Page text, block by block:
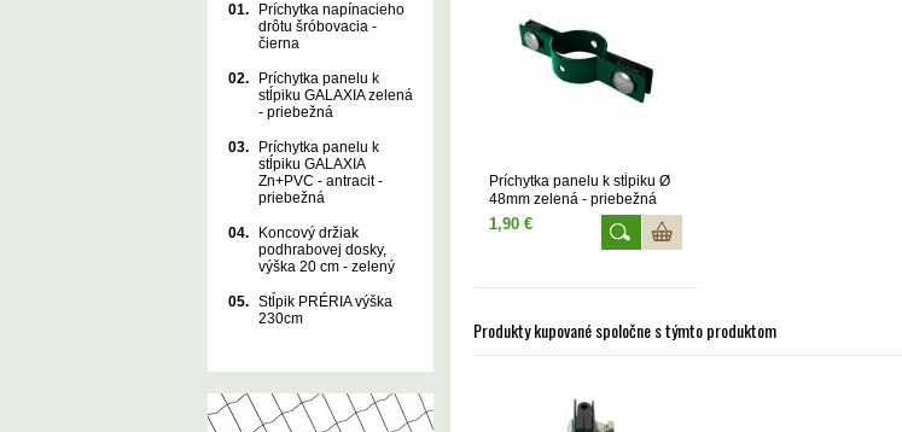
01.
Príchytka napínacieho
drôtu šróbovacia -
čierna
02.
Príchytka panelu k
stĺpiku GALAXIA zelená
- priebežná
03.
Príchytka panelu k
stĺpiku GALAXIA
Zn+PVC - antracit -
priebežná
04.
Koncový držiak
podhrabovej dosky,
výška 20 cm - zelený
05. Stĺpik PRÉRIA výška
230cm
Príchytka panelu k stĺpiku Ø
48mm zelená - priebežná
1,90 €
Produkty kupované spoločne s týmto produktom